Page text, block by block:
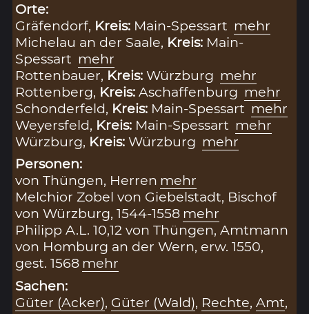
Orte:
Gräfendorf, Kreis: Main-Spessart mehr
Michelau an der Saale, Kreis: Main-
Spessart mehr
Rottenbauer, Kreis:Würzburg mehr
Rottenberg, Kreis:Aschaffenburg mehr
Schonderfeld, Kreis: Main-Spessart mehr
Weyersfeld, Kreis: Main-Spessart mehr
Würzburg, Kreis:Würzburg mehr
Personen:
von Thüngen, Herren mehr
Melchior Zobel von Giebelstadt, Bischof
von Würzburg, 1544-1558 mehr
Philipp A.L. 10,12 von Thüngen, Amtmann
von Homburg an der Wern, erw. 1550,
gest. 1568 mehr
Sachen:
Güter (Acker), Güter (Wald), Rechte,Amt,